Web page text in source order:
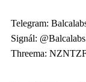
Telegram:
Signál:
Threema: